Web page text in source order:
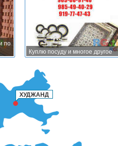
по
Куплю посуду и многое другое
ХУДЖАНД